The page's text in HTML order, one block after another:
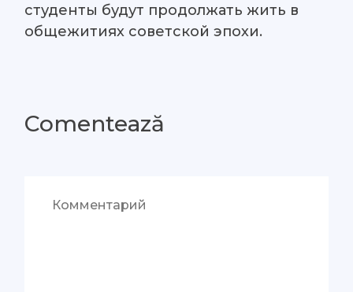
студенты будут продолжать жить в
общежитиях советской эпохи.
Comentează